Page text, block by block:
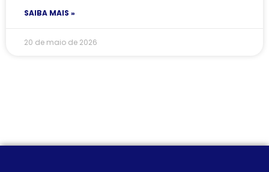
SAIBA MAIS »
20 de maio de 2026